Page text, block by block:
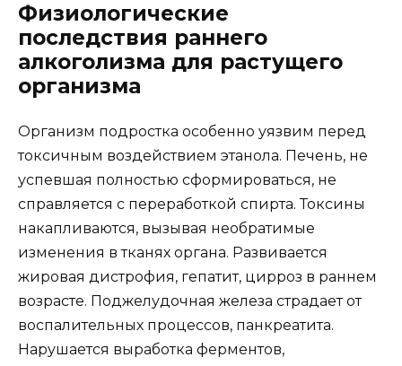
Физиологические
последствия раннего
алкоголизма для растущего
организма
Организм подростка особенно уязвим перед
токсичным воздействием этанола. Печень, не
успевшая полностью сформироваться, не
справляется с переработкой спирта. Токсины
накапливаются, вызывая необратимые
изменения в тканях органа. Развивается
жировая дистрофия, гепатит, цирроз в раннем
возрасте. Поджелудочная железа страдает от
воспалительных процессов, панкреатита.
Нарушается выработка ферментов,